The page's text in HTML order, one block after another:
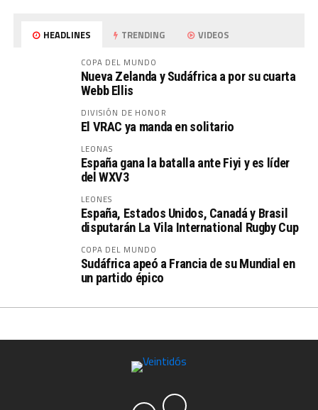
HEADLINES TRENDING VIDEOS
COPA DEL MUNDO
Nueva Zelanda y Sudáfrica a por su cuarta
Webb Ellis
DIVISIÓN DE HONOR
El VRAC ya manda en solitario
LEONAS
España gana la batalla ante Fiyi y es líder
del WXV3
LEONES
España, Estados Unidos, Canadá y Brasil
disputarán La Vila International Rugby Cup
COPA DEL MUNDO
Sudáfrica apeó a Francia de su Mundial en
un partido épico